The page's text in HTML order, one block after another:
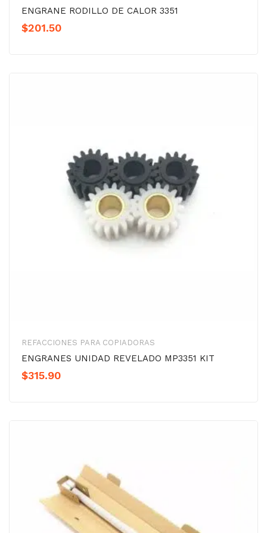
ENGRANE RODILLO DE CALOR 3351
$201.50
REFACCIONES PARA COPIADORAS
ENGRANES UNIDAD REVELADO MP3351 KIT
$315.90